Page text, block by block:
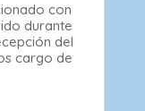
con
durante
del
cargo de